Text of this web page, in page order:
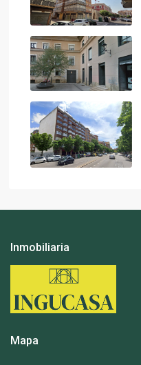
Inmobiliaria
Mapa